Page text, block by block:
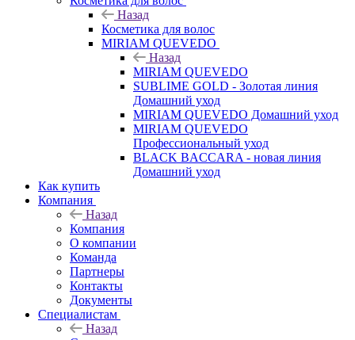
Назад
Косметика для волос
MIRIAM QUEVEDO
Назад
MIRIAM QUEVEDO
SUBLIME GOLD - Золотая линия
Домашний уход
MIRIAM QUEVEDO Домашний уход
MIRIAM QUEVEDO
Профессиональный уход
BLACK BACCARA - новая линия
Домашний уход
Как купить
Компания
Назад
Компания
О компании
Команда
Партнеры
Контакты
Документы
Специалистам
Назад